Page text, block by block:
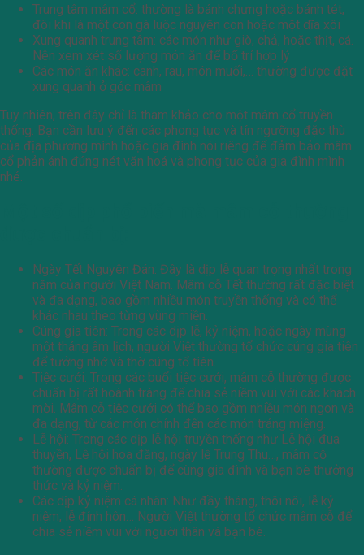
Trung tâm mâm cổ: thường là bánh chưng hoặc bánh tét,
đôi khi là một con gà luộc nguyên con hoặc một dĩa xôi
Xung quanh trung tâm: các món như giò, chả, hoặc thịt, cá.
Nên xem xét số lượng món ăn để bố trí hợp lý
Các món ăn khác: canh, rau, món muối,… thường được đặt
xung quanh ở góc mâm
Tuy nhiên, trên đây chỉ là tham khảo cho một mâm cổ truyền
thống. Bạn cần lưu ý đến các phong tục và tín ngưỡng đặc thù
của địa phương mình hoặc gia đình nói riêng để đảm bảo mâm
cổ phản ánh đúng nét văn hoá và phong tục của gia đình mình
nhé.
Ngày Tết Nguyên Đán: Đây là dịp lễ quan trọng nhất trong
năm của người Việt Nam. Mâm cỗ Tết thường rất đặc biệt
và đa dạng, bao gồm nhiều món truyền thống và có thể
khác nhau theo từng vùng miền.
Cúng gia tiên: Trong các dịp lễ, kỷ niệm, hoặc ngày mùng
một tháng âm lịch, người Việt thường tổ chức cúng gia tiên
để tưởng nhớ và thờ cúng tổ tiên.
Tiệc cưới: Trong các buổi tiệc cưới, mâm cỗ thường được
chuẩn bị rất hoành tráng để chia sẻ niềm vui với các khách
mời. Mâm cỗ tiệc cưới có thể bao gồm nhiều món ngon và
đa dạng, từ các món chính đến các món tráng miệng.
Lễ hội: Trong các dịp lễ hội truyền thống như Lễ hội đua
thuyền, Lễ hội hoa đăng, ngày lễ Trung Thu…, mâm cỗ
thường được chuẩn bị để cùng gia đình và bạn bè thưởng
thức và kỷ niệm.
Các dịp kỷ niệm cá nhân: Như đầy tháng, thôi nôi, lễ kỷ
niệm, lễ đính hôn… Người Việt thường tổ chức mâm cỗ để
chia sẻ niềm vui với người thân và bạn bè.